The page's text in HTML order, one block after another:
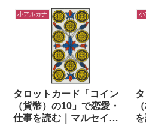
小アルカナ
タロットカード「コイン
（貨幣）の10」で恋愛・
仕事を読む｜マルセイユ
小